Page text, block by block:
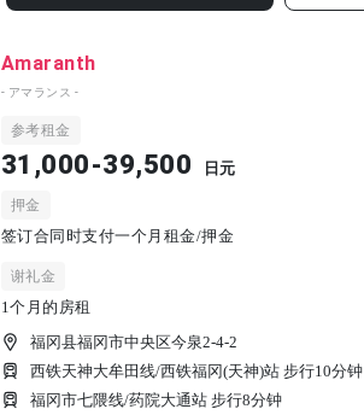
Amaranth
- アマランス -
参考租金
31,000-39,500 日元
押金
签订合同时支付一个月租金/押金
谢礼金
1个月的房租
福冈县福冈市中央区今泉2-4-2
西铁天神大牟田线/西铁福冈(天神)站 步行10分钟
福冈市七隈线/药院大通站 步行8分钟